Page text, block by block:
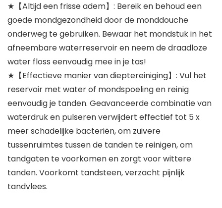
★【Altijd een frisse adem】: Bereik en behoud een
goede mondgezondheid door de monddouche
onderweg te gebruiken. Bewaar het mondstuk in het
afneembare waterreservoir en neem de draadloze
water floss eenvoudig mee in je tas!
★【Effectieve manier van dieptereiniging】: Vul het
reservoir met water of mondspoeling en reinig
eenvoudig je tanden. Geavanceerde combinatie van
waterdruk en pulseren verwijdert effectief tot 5 x
meer schadelijke bacteriën, om zuivere
tussenruimtes tussen de tanden te reinigen, om
tandgaten te voorkomen en zorgt voor wittere
tanden. Voorkomt tandsteen, verzacht pijnlijk
tandvlees.